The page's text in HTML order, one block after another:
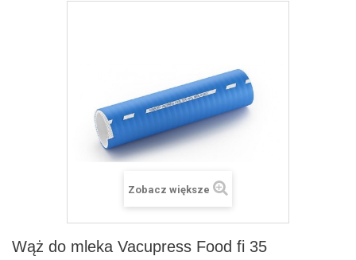
Zobacz większe
Wąż do mleka Vacupress Food fi 35